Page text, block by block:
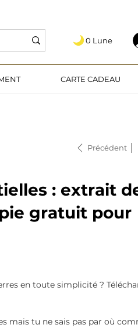
0 Lune
CARTE CADEAU
Précédent
: extrait
gratuit pour
en toute simplicité ?
mais tu ne sais pas par où